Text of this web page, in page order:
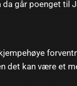
da går poenget til
det kan være et